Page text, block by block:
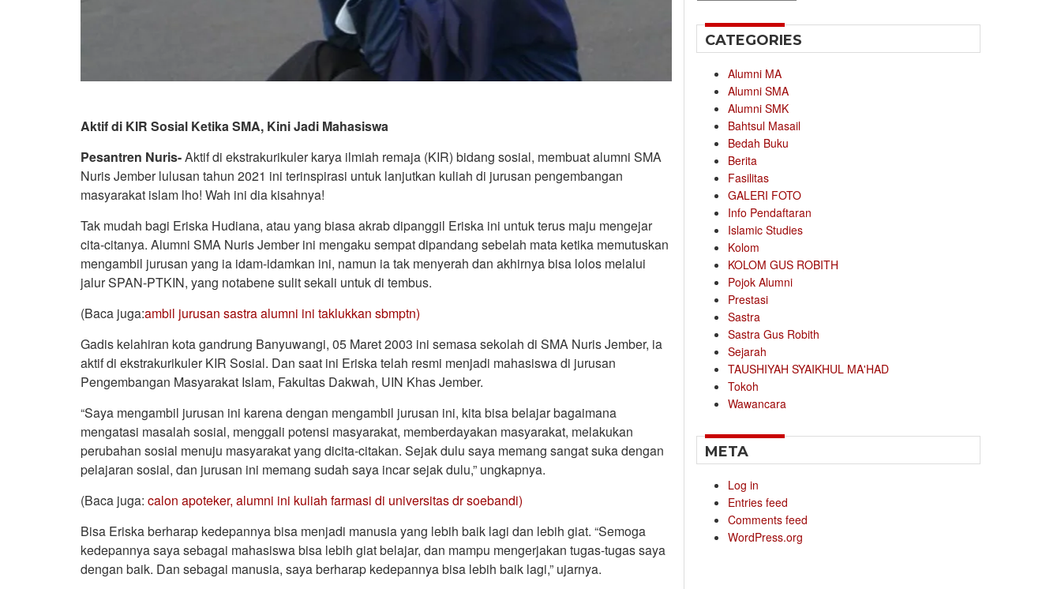
Aktif di KIR Sosial Ketika SMA, Kini Jadi Mahasiswa
Pesantren Nuris-Aktif di ekstrakurikuler karya ilmiah remaja (KIR) bidang sosial, membuat alumni SMA
Nuris Jember lulusan tahun 2021 ini terinspirasi untuk lanjutkan kuliah di jurusan pengembangan
masyarakat islam lho! Wah ini dia kisahnya!
Tak mudah bagi Eriska Hudiana, atau yang biasa akrab dipanggil Eriska ini untuk terus maju mengejar
cita-citanya. Alumni SMA Nuris Jember ini mengaku sempat dipandang sebelah mata ketika memutuskan
mengambil jurusan yang ia idam-idamkan ini, namun ia tak menyerah dan akhirnya bisa lolos melalui
jalur SPAN-PTKIN, yang notabene sulit sekali untuk di tembus.
(Baca juga:ambil jurusan sastra alumni ini taklukkan sbmptn)
Gadis kelahiran kota gandrung Banyuwangi, 05 Maret 2003 ini semasa sekolah di SMA Nuris Jember, ia
aktif di ekstrakurikuler KIR Sosial. Dan saat ini Eriska telah resmi menjadi mahasiswa di jurusan
Pengembangan Masyarakat Islam, Fakultas Dakwah, UIN Khas Jember.
“Saya mengambil jurusan ini karena dengan mengambil jurusan ini, kita bisa belajar bagaimana
mengatasi masalah sosial, menggali potensi masyarakat, memberdayakan masyarakat, melakukan
perubahan sosial menuju masyarakat yang dicita-citakan. Sejak dulu saya memang sangat suka dengan
pelajaran sosial, dan jurusan ini memang sudah saya incar sejak dulu,” ungkapnya.
(Baca juga: calon apoteker, alumni ini kuliah farmasi di universitas dr soebandi)
Bisa Eriska berharap kedepannya bisa menjadi manusia yang lebih baik lagi dan lebih giat. “Semoga
kedepannya saya sebagai mahasiswa bisa lebih giat belajar, dan mampu mengerjakan tugas-tugas saya
dengan baik. Dan sebagai manusia, saya berharap kedepannya bisa lebih baik lagi,” ujarnya.
CATEGORIES
Alumni MA
Alumni SMA
Alumni SMK
Bahtsul Masail
Bedah Buku
Berita
Fasilitas
GALERI FOTO
Info Pendaftaran
Islamic Studies
Kolom
KOLOM GUS ROBITH
Pojok Alumni
Prestasi
Sastra
Sastra Gus Robith
Sejarah
TAUSHIYAH SYAIKHUL MA'HAD
Tokoh
Wawancara
META
Log in
Entries feed
Comments feed
WordPress.org